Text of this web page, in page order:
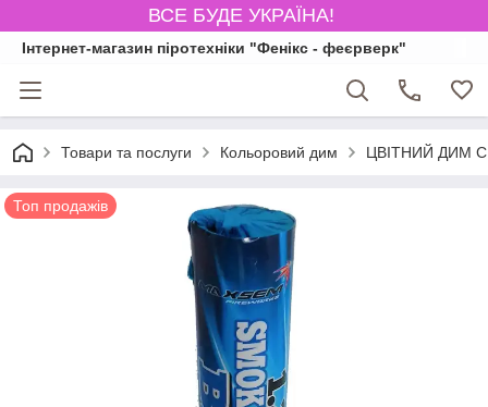
ВСЕ БУДЕ УКРАЇНА!
Інтернет-магазин піротехніки "Фенікс - феєрверк"
Товари та послуги Кольоровий дим ЦВІТНИЙ ДИМ
Топ продажів